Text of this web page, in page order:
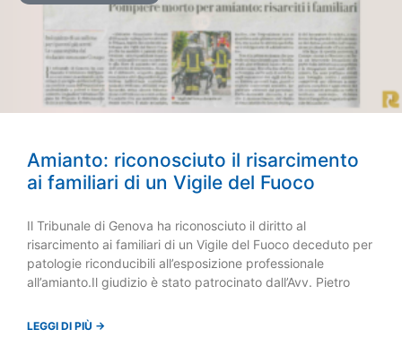
Amianto: riconosciuto il risarcimento
ai familiari di un Vigile del Fuoco
Il Tribunale di Genova ha riconosciuto il diritto al
risarcimento ai familiari di un Vigile del Fuoco deceduto per
patologie riconducibili all’esposizione professionale
all’amianto.Il giudizio è stato patrocinato dall’Avv. Pietro
LEGGI DI PIÙ →